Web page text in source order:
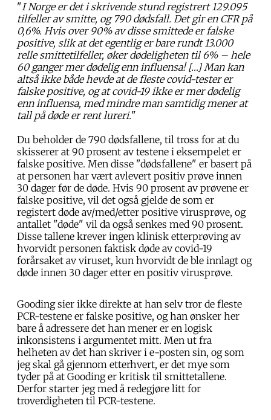
"I Norge er det i skrivende stund registrert 129.095
tilfeller av smitte, og 790 dødsfall. Det gir en CFR på
0,6%. Hvis over 90% av disse smittede er falske
positive, slik at det egentlig er bare rundt 13.000
relle smittetilfeller, øker dødeligheten til 6% – hele
60 ganger mer dødelig enn influensa! […] Man kan
altså ikke både hevde at de fleste covid-tester er
falske positive, og at covid-19 ikke er mer dødelig
enn influensa, med mindre man samtidig mener at
tall på døde er rent lureri."
Du beholder de 790 dødsfallene, til tross for at du
skisserer at 90 prosent av testene i eksempelet er
falske positive. Men disse "dødsfallene" er basert på
at personen har vært avlevert positiv prøve innen
30 dager før de døde. Hvis 90 prosent av prøvene er
falske positive, vil det også gjelde de som er
registert døde av/med/etter positive virusprøve, og
antallet "døde" vil da også senkes med 90 prosent.
Disse tallene krever ingen klinisk etterprøving av
hvorvidt personen faktisk døde av covid-19
forårsaket av viruset, kun hvorvidt de ble innlagt og
døde innen 30 dager etter en positiv virusprøve.
Gooding sier ikke direkte at han selv tror de fleste
PCR-testene er falske positive, og han ønsker her
bare å adressere det han mener er en logisk
inkonsistens i argumentet mitt. Men ut fra
helheten av det han skriver i e-posten sin, og som
jeg skal gå gjennom etterhvert, er det mye som
tyder på at Gooding er kritisk til smittetallene.
Derfor starter jeg med å redegjøre litt for
troverdigheten til PCR-testene.